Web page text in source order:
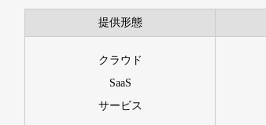
提供形態
クラウド
SaaS
サービス